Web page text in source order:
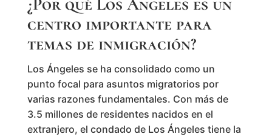
centro importante para
temas de inmigración?
Los Ángeles se ha consolidado como un
punto focal para asuntos migratorios por
varias razones fundamentales. Con más de
3.5 millones de residentes nacidos en el
extranjero, el condado de Los Ángeles tiene la